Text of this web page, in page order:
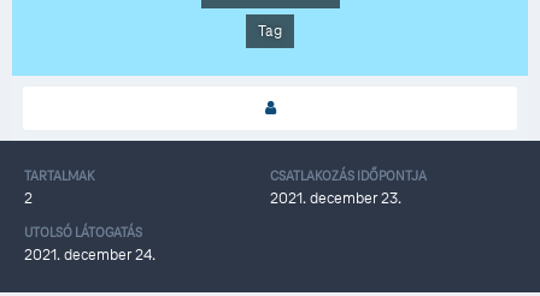
Tag
TARTALMAK
2
CSATLAKOZÁS IDŐPONTJA
2021. december 23.
UTOLSÓ LÁTOGATÁS
2021. december 24.